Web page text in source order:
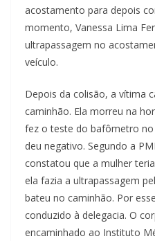
acostamento para depois
momento, Vanessa Lima
ultrapassagem no
veículo.
Depois da colisão, a vítima
caminhão. Ela morreu na
fez o teste do bafômetro
deu negativo. Segundo a
constatou que a mulher
ela fazia a ultrapassagem
bateu no caminhão. Por
conduzido à delegacia. O
encaminhado ao Instituto